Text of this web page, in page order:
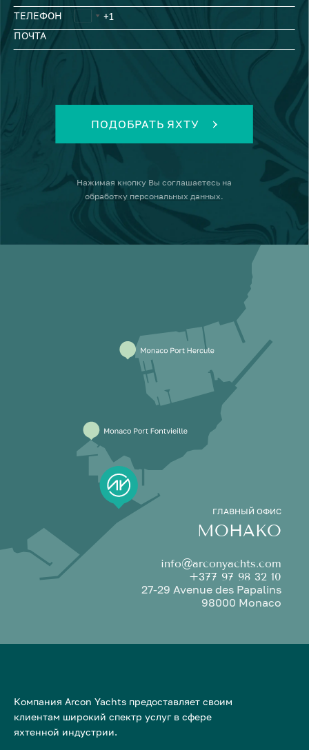
ТЕЛЕФОН
ПОЧТА
ПОДОБРАТЬ ЯХТУ
Нажимая кнопку Вы соглашаетесь на
обработку персональных данных.
ГЛАВНЫЙ ОФИС
МОНАКО
info@arconyachts.com
+377 97 98 32 10
27-29 Avenue des Papalins
98000 Monaco
Компания Arcon Yachts предоставляет своим
клиентам широкий спектр услуг в сфере
яхтенной индустрии.